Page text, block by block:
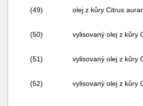
(49) olej z kůry Citrus
(50) vylisovaný olej z kůry
(51) vylisovaný olej z kůry
(52) vylisovaný olej z kůry